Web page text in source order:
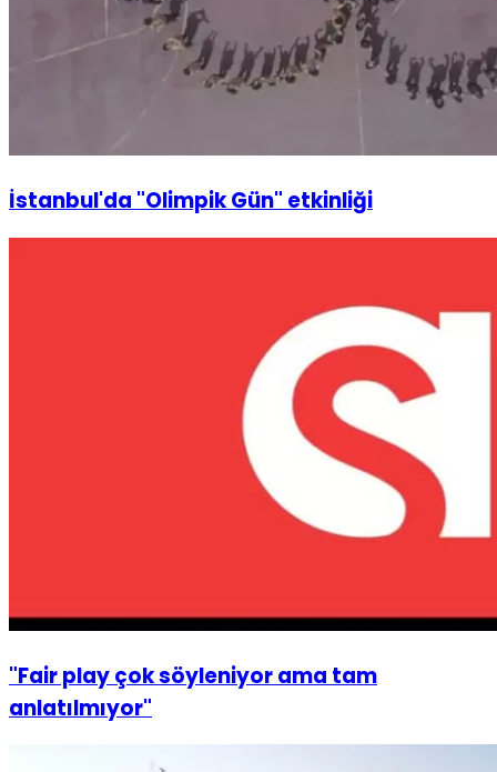
İstanbul'da "Olimpik Gün" etkinliği
"Fair play çok söyleniyor ama tam
anlatılmıyor"